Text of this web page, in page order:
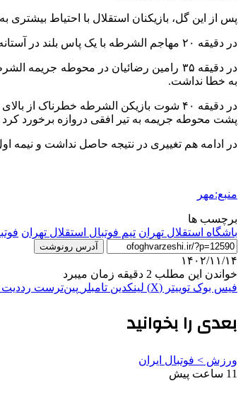
پس از این گل، بازیکنان استقلال با احتیاط
در دقیقه ۲۰ مهاجم الشرطه با یک پاس بلند در آستانه قرار گرفتن در موقعیت تک به تک بود اما خروج به موقع سیدحسین حسینی مانع از رسیدن توپ به او شد.
در دقیقه ۳۵ رامین رضائیان در محوطه
به خطا نداشت.
در دقیقه ۴۰ شوت بازیکن الشرطه
پشت محوطه جریمه به تیر افقی دروازه برخورد کرد
در ادامه هم تغییری در نتیجه حاصل نداشت و نیمه
منبع:مهر
برچسب ها
باشگاه استقلال تهران تیم فوتبال استقلال تهران
آدرس رونوشت
۱۴۰۲/۱۱/۱۴
خواندن این مطلب 2 دقیقه زمان میبرد
فیس بوک توییتر (X) لینکدین ‫تامبلر ‫پین‌ترست ‫رددیت
بعدی را بخوانید
ورزش > فوتبال ایران
11 ساعت پیش